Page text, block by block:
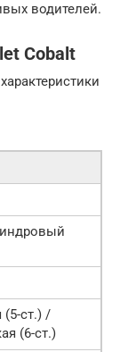
водителей.
Cobalt
(5-ст.) /
(6-ст.)